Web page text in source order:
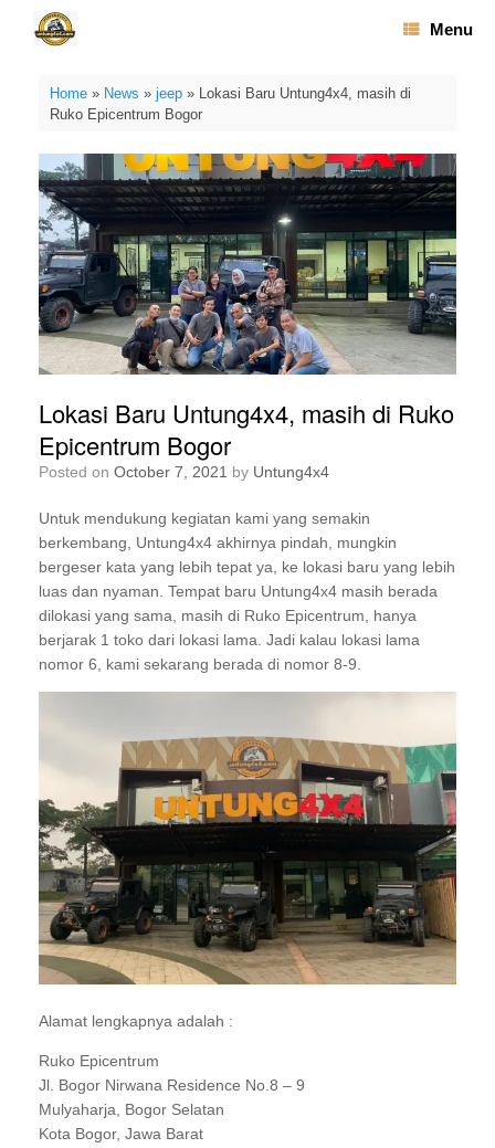
Menu
Home» News » jeep» Lokasi Baru Untung4x4, masih di
Ruko Epicentrum Bogor
Lokasi Baru Untung4x4, masih di Ruko
Epicentrum Bogor
Posted on October 7, 2021 by Untung4x4
Untuk mendukung kegiatan kami yang semakin
berkembang, Untung4x4 akhirnya pindah, mungkin
bergeser kata yang lebih tepat ya, ke lokasi baru yang lebih
luas dan nyaman. Tempat baru Untung4x4 masih berada
dilokasi yang sama, masih di Ruko Epicentrum, hanya
berjarak 1 toko dari lokasi lama. Jadi kalau lokasi lama
nomor 6, kami sekarang berada di nomor 8-9.
Alamat lengkapnya adalah :
Ruko Epicentrum
Jl. Bogor Nirwana Residence No.8 – 9
Mulyaharja, Bogor Selatan
Kota Bogor, Jawa Barat